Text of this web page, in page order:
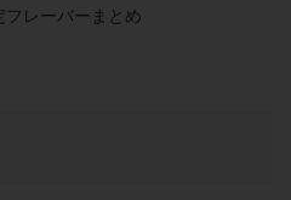
レーバーまとめ